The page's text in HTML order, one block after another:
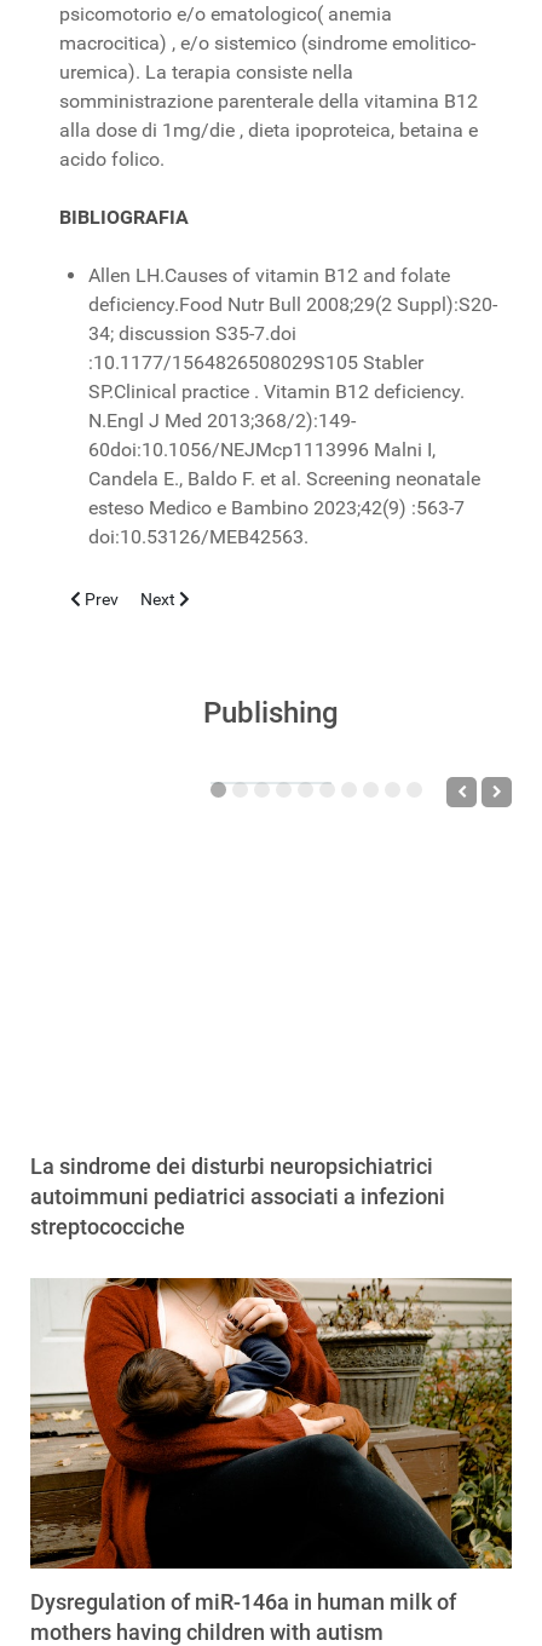
psicomotorio e/o ematologico( anemia
macrocitica) , e/o sistemico (sindrome emolitico-
uremica). La terapia consiste nella
somministrazione parenterale della vitamina B12
alla dose di 1mg/die , dieta ipoproteica, betaina e
acido folico.
BIBLIOGRAFIA
Allen LH.Causes of vitamin B12 and folate
deficiency.Food Nutr Bull 2008;29(2 Suppl):S20-
34; discussion S35-7.doi
:10.1177/1564826508029S105 Stabler
SP.Clinical practice . Vitamin B12 deficiency.
N.Engl J Med 2013;368/2):149-
60doi:10.1056/NEJMcp1113996 Malni I,
Candela E., Baldo F. et al. Screening neonatale
esteso Medico e Bambino 2023;42(9) :563-7
doi:10.53126/MEB42563.
Previous article: LA PTOSI PALPEBRALE IN LATTANTE:
Prev Next article: NEURITE OTTICA, CASO CLINICO
Next
Publishing
La sindrome dei disturbi neuropsichiatrici
autoimmuni pediatrici associati a infezioni
streptococciche
Dysregulation of miR-146a in human milk of
mothers having children with autism